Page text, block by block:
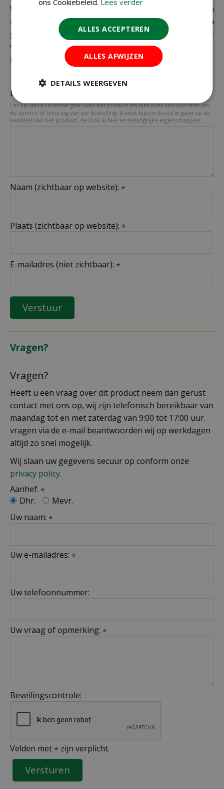
Wij zijn benieuwd naar uw mening! Schrijf een
recensie over het artikel"Baza pepperclub jalapeno
grande"
en maak kans op een Nationale Tuinbon ter
waarde van € 25,- !
Beoordeling:
Uw mening over dit product:
Let op: deze recensie gaat over het product en niet over ons tuincentrum,
de service of levering van uw bestelling. U kunt bijvoorbeeld in gaan op de
kwaliteit van het product, de look & feel en belangrijke eigenschappen.
Naam (zichtbaar op website): *
Plaats (zichtbaar op website): *
E-mailadres (niet zichtbaar): *
Vragen?
Vragen?
Heeft u een vraag over dit product neem dan gerust
contact met ons op, wij zijn telefonisch bereikbaar van
maandag tot en met zaterdag van 9:00 tot 17:00 uur.
vragen via de e-mail beantwoorden wij op werkdagen
altijd zo snel mogelijk.
Wij slaan uw gegevens secuur op conform onze
privacy policy.
Aanhef: *
Dhr.
Mevr.
Uw naam: *
Uw e-mailadres: *
Uw telefoonnummer:
Uw vraag of opmerking: *
Beveilingscontrole:
Velden met * zijn verplicht.
ons Cookiebeleid. Lees verder
ALLES ACCEPTEREN
ALLES AFWIJZEN
DETAILS WEERGEVEN